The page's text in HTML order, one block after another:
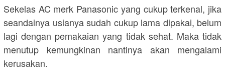
Sekelas AC merk Panasonic yang cukup terkenal, jika
seandainya usianya sudah cukup lama dipakai, belum
lagi dengan pemakaian yang tidak sehat. Maka tidak
menutup kemungkinan nantinya akan mengalami
kerusakan.